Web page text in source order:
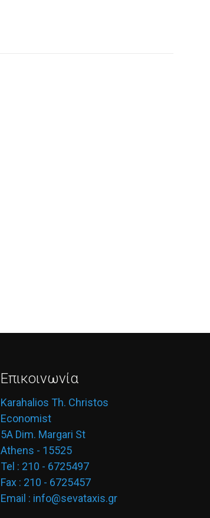
Επικοινωνία
Karahalios Th. Christos
Economist
5A Dim. Margari St
Athens - 15525
Tel : 210 - 6725497
Fax : 210 - 6725457
Email : info@sevataxis.gr